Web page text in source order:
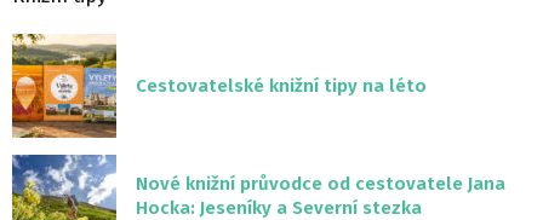
Cestovatelské knižní tipy na léto
Nové knižní průvodce od cestovatele Jana
Hocka: Jeseníky a Severní stezka